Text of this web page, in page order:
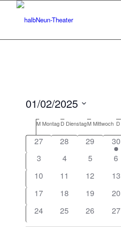
01/02/2025
wählen.
Kalender
von
Veranstaltungen
MMontagD DienstagMMittwoch D
27 28 29 30
3
4 5 6
10
11 12 13
17
18 19 20
24
25 26 27